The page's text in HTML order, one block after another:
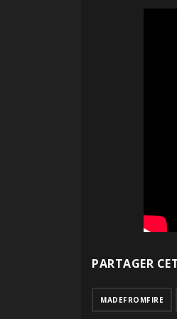
PARTAGER
MADEFROMFIRE